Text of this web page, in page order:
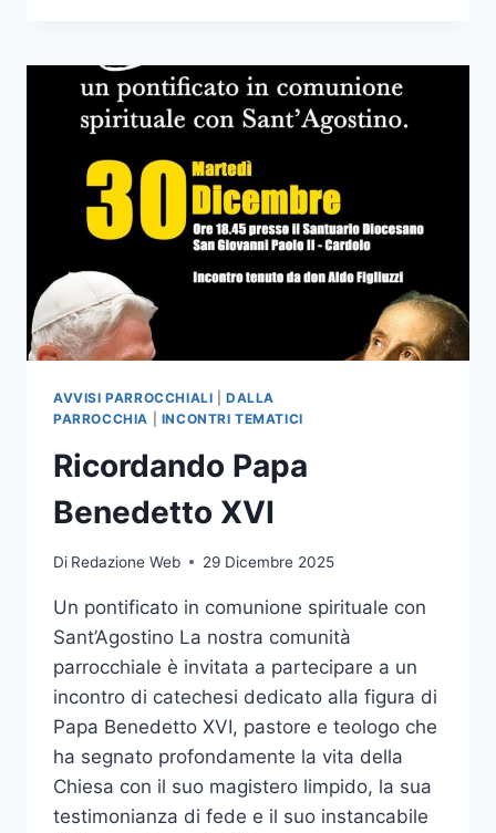
AVVISI PARROCCHIALI |DALLA
PARROCCHIA
INCONTRI TEMATICI
Ricordando Papa
Benedetto XVI
Di Redazione Web 29 Dicembre 2025
Un pontificato in comunione spirituale con
Sant’Agostino La nostra comunità
parrocchiale è invitata a partecipare a un
incontro di catechesi dedicato alla figura di
Papa Benedetto XVI, pastore e teologo che
ha segnato profondamente la vita della
Chiesa con il suo magistero limpido, la sua
testimonianza di fede e il suo instancabile